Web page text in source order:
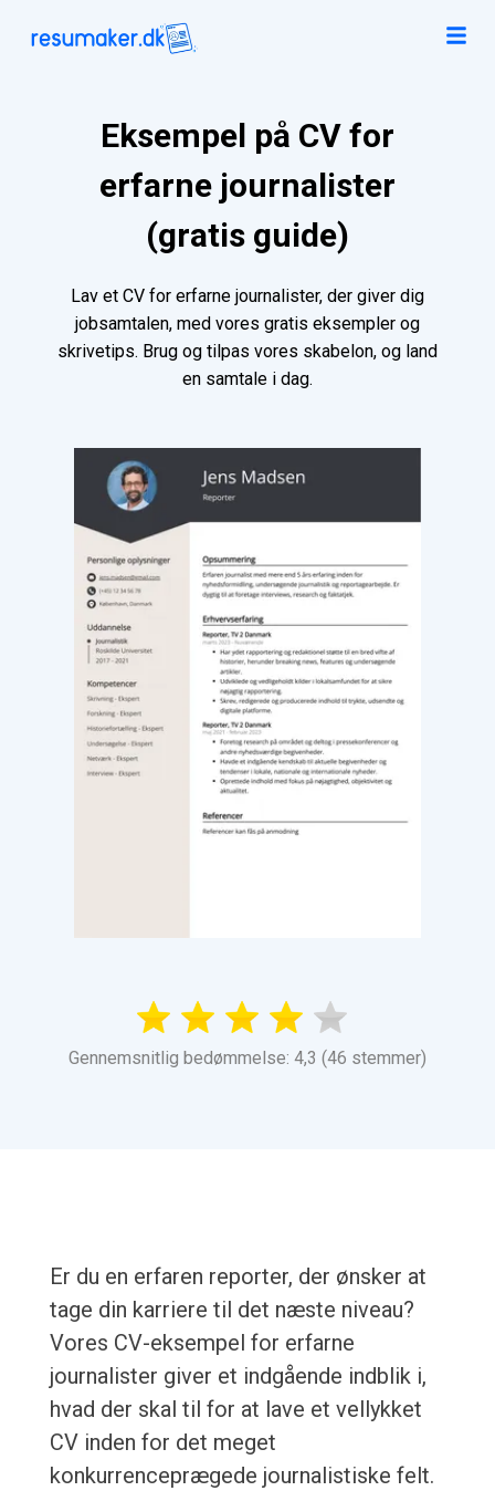
Eksempel på CV for
erfarne journalister
(gratis guide)
Lav et CV for erfarne journalister, der giver dig
jobsamtalen, med vores gratis eksempler og
skrivetips. Brug og tilpas vores skabelon, og land
en samtale i dag.
Gennemsnitlig bedømmelse: 4,3 (46 stemmer)
Er du en erfaren reporter, der ønsker at
tage din karriere til det næste niveau?
Vores CV-eksempel for erfarne
journalister giver et indgående indblik i,
hvad der skal til for at lave et vellykket
CV inden for det meget
konkurrenceprægede journalistiske felt.